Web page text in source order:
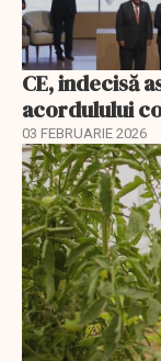
CE, indecisă
acordulului
03 FEBRUARIE 2026